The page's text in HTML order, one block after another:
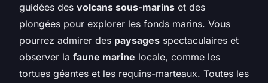
guidées des volcans sous-marins et des
plongées pour explorer les fonds marins. Vous
pourrez admirer des paysages spectaculaires et
observer la faune marine locale, comme les
tortues géantes et les requins-marteaux. Toutes les